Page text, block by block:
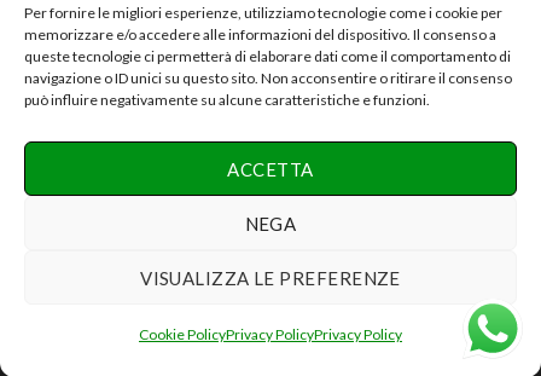
Per fornire le migliori esperienze, utilizziamo tecnologie come i cookie per
memorizzare e/o accedere alle informazioni del dispositivo. Il consenso a
queste tecnologie ci permetterà di elaborare dati come il comportamento di
navigazione o ID unici su questo sito. Non acconsentire o ritirare il consenso
può influire negativamente su alcune caratteristiche e funzioni.
ACCETTA
NEGA
VISUALIZZA LE PREFERENZE
Cookie PolicyPrivacy PolicyPrivacy Policy
Cuore Verde Natura srls , via I°Maggio,25-06054.Fratta Todina-
PG-Italy C.f.-P.iva:03392670547-CCIAA PG 03392670547-
REA:PG-286075 e.mail:info@cuoreverdenatura.com
Copyright 2026 ©Cuore Verde Natura srls Tutti i diritti
riservati
Realizzazione Networx Internet Solutions PHOTO-VIDEO &
DESIGN by Danilo P.